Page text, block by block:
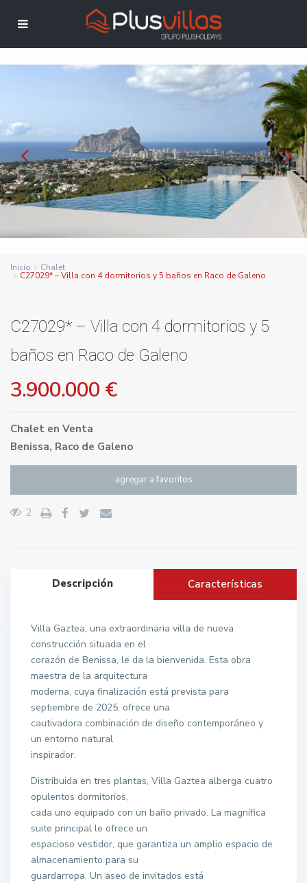
Inicio Chalet
C27029* – Villa con 4 dormitorios y 5 baños en Raco de Galeno
C27029* – Villa con 4 dormitorios y 5
baños en Raco de Galeno
3.900.000 €
Chalet en Venta
Benissa, Raco de Galeno
agregar a favoritos
2
Descripción Características
Villa Gaztea, una extraordinaria villa de nueva
construcción situada en el
corazón de Benissa, le da la bienvenida. Esta obra
maestra de la arquitectura
moderna, cuya finalización está prevista para
septiembre de 2025, ofrece una
cautivadora combinación de diseño contemporáneo y
un entorno natural
inspirador.
Distribuida en tres plantas, Villa Gaztea alberga cuatro
opulentos dormitorios,
cada uno equipado con un baño privado. La magnífica
suite principal le ofrece un
espacioso vestidor, que garantiza un amplio espacio de
almacenamiento para su
guardarropa. Un aseo de invitados está